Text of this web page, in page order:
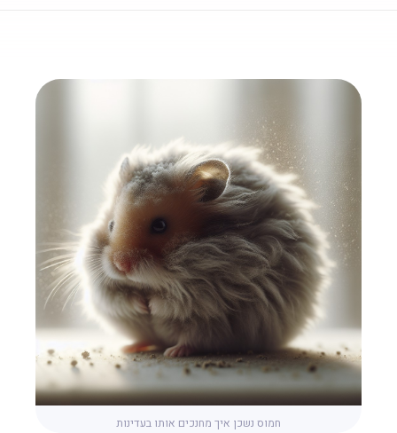
חמוס נשכן איך מחנכים אותו בעדינות